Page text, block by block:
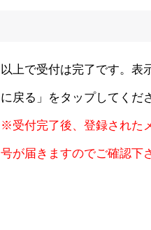
以上で受付は完了です。表
に戻る」をタップしてくだ
※受付完了後、登録された
号が届きますのでご確認下